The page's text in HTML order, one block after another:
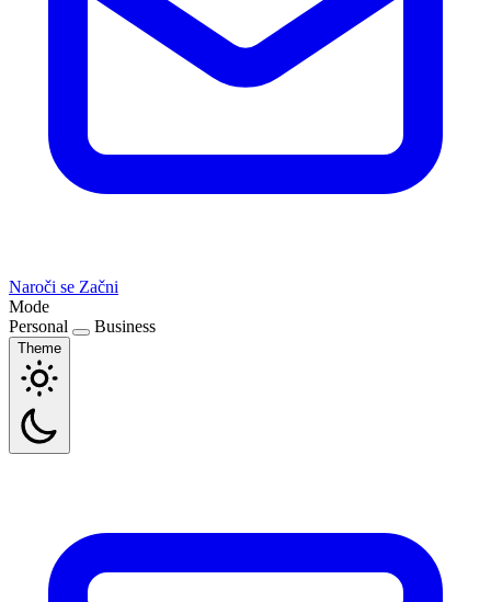
Naroči se Začni
Mode
Personal
Business
Theme